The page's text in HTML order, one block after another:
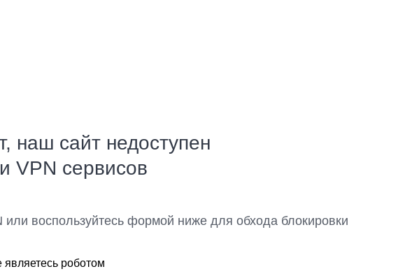
наш сайт недоступен
VPN сервисов
воспользуйтесь формой ниже для обхода блокировки
роботом